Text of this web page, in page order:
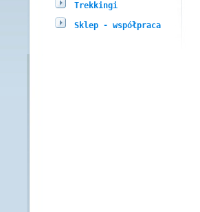
Trekkingi
Sklep - współpraca